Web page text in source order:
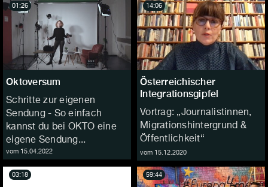
Oktoversum
Schritte zur eigenen
Sendung - So einfach
kannst du bei OKTO eine
eigene Sendung...
vom 15.04.2022
01:26
Österreichischer
Integrationsgipfel
Vortrag: „Journalistinnen,
Migrationshintergrund &
Öffentlichkeit“
vom 15.12.2020
14:06
03:18 59:44